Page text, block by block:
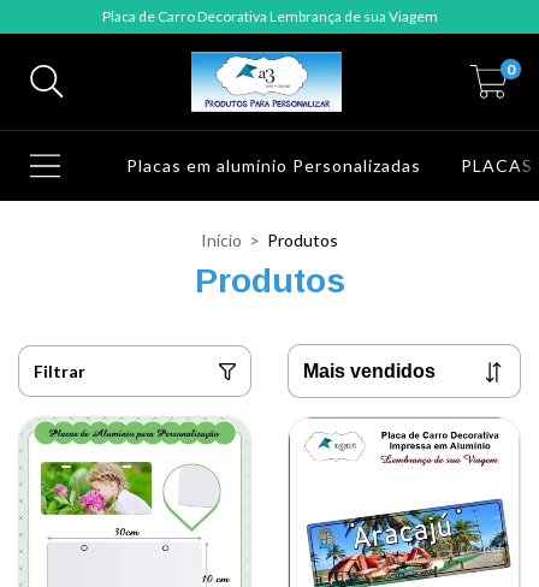
Placa de Carro Decorativa Lembrança de sua Viagem
0
Placas em alumínio Personalizadas PLACAS
Início > Produtos
Produtos
Filtrar